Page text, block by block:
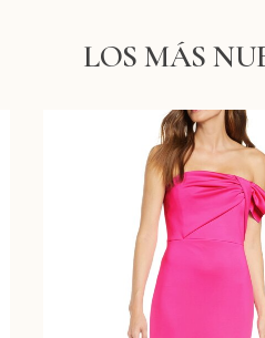
LOS MÁS